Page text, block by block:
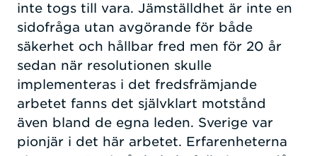
inte togs till vara. Jämställdhet är inte en
sidofråga utan avgörande för både
säkerhet och hållbar fred men för 20 år
sedan när resolutionen skulle
implementeras i det fredsfrämjande
arbetet fanns det självklart motstånd
även bland de egna leden. Sverige var
pionjär i det här arbetet. Erfarenheterna